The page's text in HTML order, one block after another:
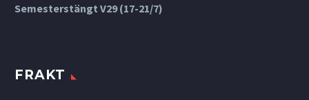
Semesterstängt V29 (17-21/7)
FRAKT